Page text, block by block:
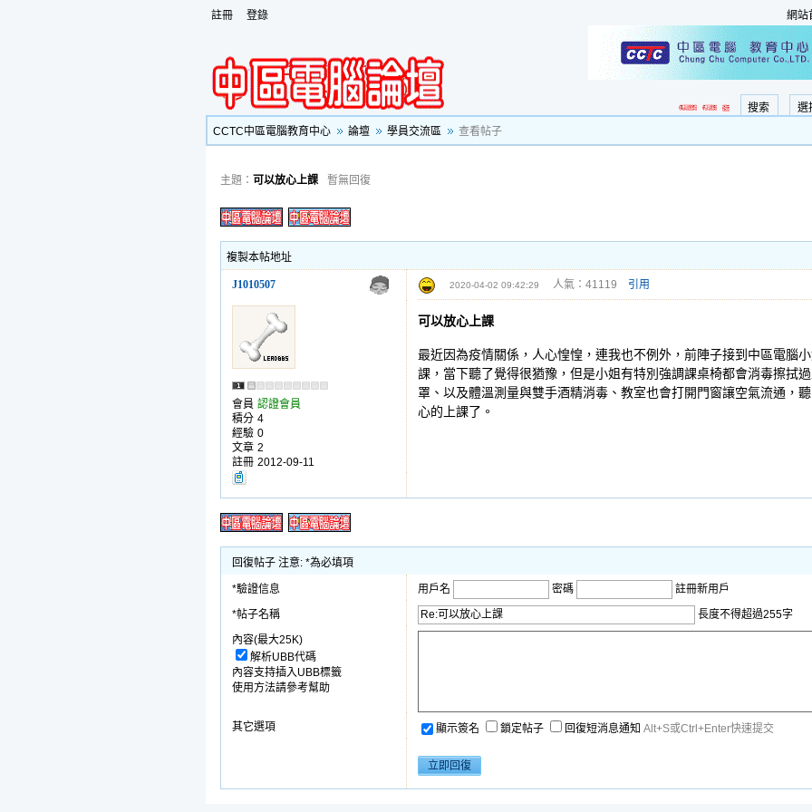
註冊 登錄 網站
選
搜索
CCTC中區電腦教育中心
論壇 學員交流區 查看帖子
主題： 可以放心上課 暫無回復
複製本帖地址
J1010507 2020-04-02 09:42:29 人氣：41119 引用
會員 認證會員
積分 4
經驗 0
文章 2
註冊 2012-09-11
可以放心上課
最近因為疫情關係，人心惶惶，連我也不例外，前陣子接到中區電腦
課，當下聽了覺得很猶豫，但是小姐有特別強調課桌椅都會消毒擦拭
罩、以及體溫測量與雙手酒精消毒、教室也會打開門窗讓空氣流通，
心的上課了。
回復帖子 注意: *為必填項
*驗證信息 用戶名 密碼
註冊新用戶
*帖子名稱
長度不得超過255字
內容(最大25K)
解析UBB代碼
內容支持插入UBB標籤
使用方法請參考幫助
其它選項 顯示簽名 鎖定帖子 回復短消息通知 Alt+S或Ctrl+Enter快速提交